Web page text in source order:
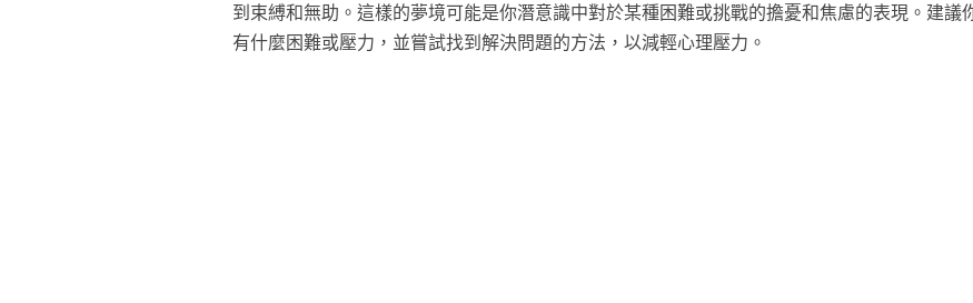
到束縛和無助。這樣的夢境可能是你潛意識中對於某種困難或挑戰的擔憂和焦慮的表現。建議
有什麼困難或壓力，並嘗試找到解決問題的方法，以減輕心理壓力。